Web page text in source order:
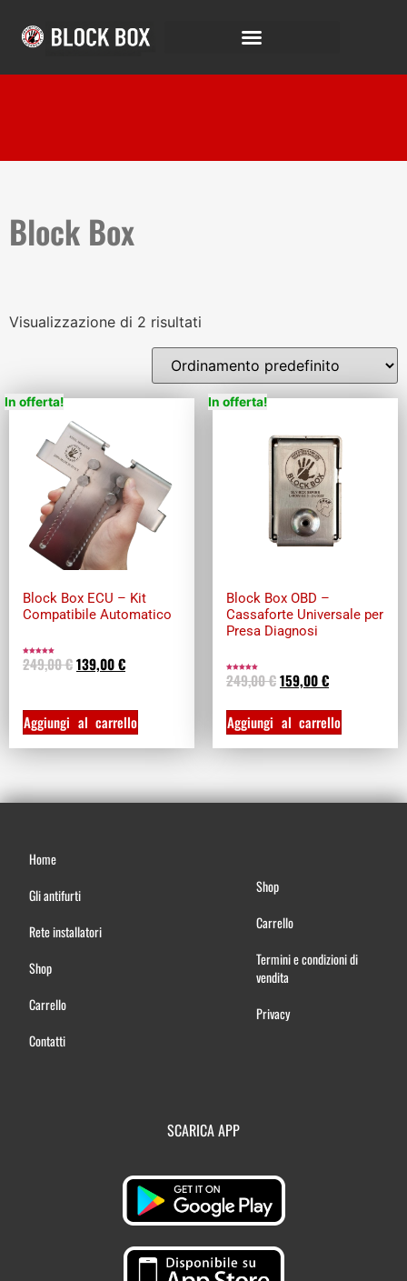
Block Box
Visualizzazione di 2 risultati
In offerta!
Block Box ECU – Kit
Compatibile Automatico
Valutato
5.00
su 5
249,00€139,00€
Aggiungi al carrello
In offerta!
Block Box OBD –
Cassaforte Universale per
Presa Diagnosi
Valutato
5.00
su 5
249,00€159,00€
Aggiungi al carrello
Home
Gli antifurti
Rete installatori
Shop
Carrello
Contatti
Shop
Carrello
Termini e condizioni di
vendita
Privacy
SCARICA APP